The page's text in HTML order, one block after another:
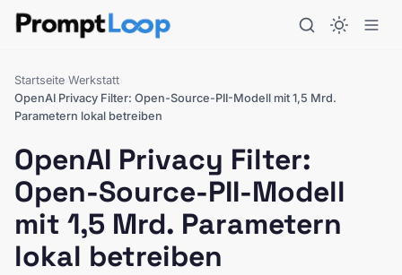
Startseite Werkstatt
OpenAI Privacy Filter: Open-Source-PII-Modell mit 1,5 Mrd.
Parametern lokal betreiben
OpenAI Privacy Filter:
Open-Source-PII-Modell
mit 1,5 Mrd. Parametern
lokal betreiben